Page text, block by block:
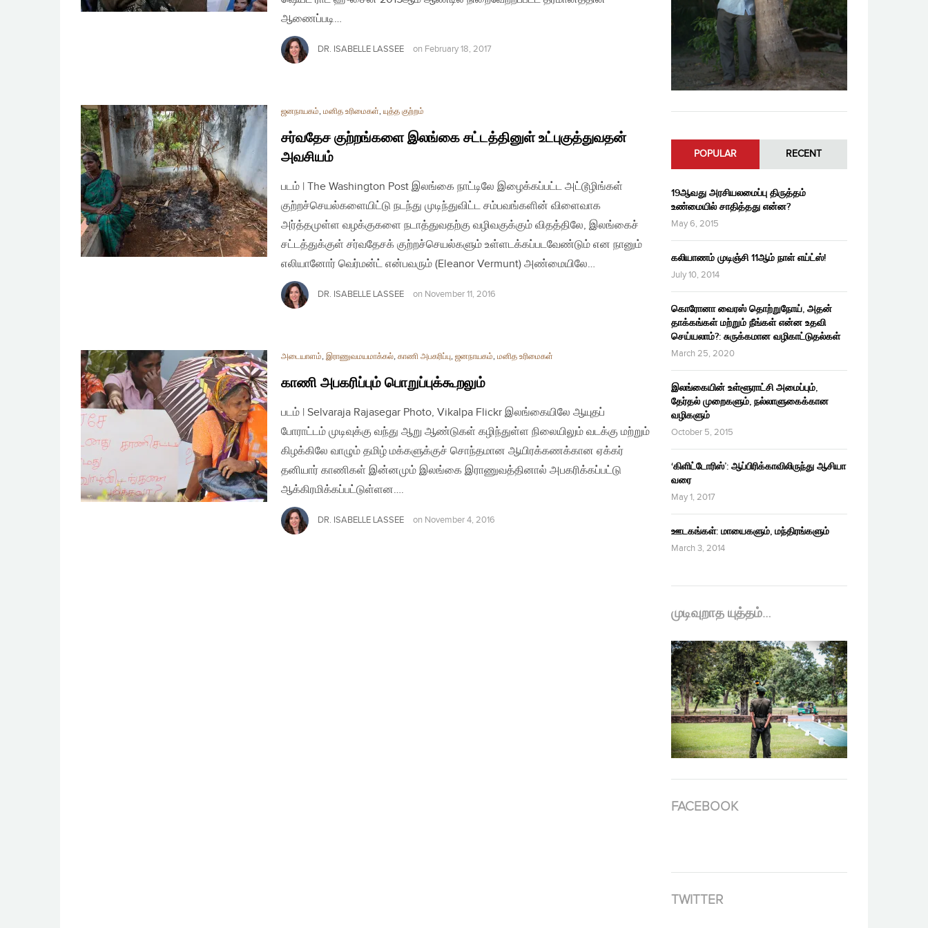
ஆணைப்படி…
DR. ISABELLE LASSEE on February 18, 2017
ஜனநாயகம், மனித உரிமைகள், யுத்த குற்றம்
சர்வதேச குற்றங்களை இலங்கை சட்டத்தினுள் உட்புகுத்துவதன்
அவசியம்
படம் | The Washington Post இலங்கை நாட்டிலே இழைக்கப்பட்ட அட்டூழிங்கள்
குற்றச்செயல்களையிட்டு நடந்து முடிந்துவிட்ட சம்பவங்களின் விளைவாக
அர்த்தமுள்ள வழக்குகளை நடாத்துவதற்கு வழிவகுக்கும் விதத்திலே, இலங்கைச்
சட்டத்துக்குள் சர்வதேசக் குற்றச்செயல்களும் உள்ளடக்கப்படவேண்டும் என நானும்
எலியானோர் வெர்மன்ட் என்பவரும் (Eleanor Vermunt) அண்மையிலே…
DR. ISABELLE LASSEE on November 11, 2016
அடையாளம், இராணுவமயமாக்கல், காணி அபகரிப்பு, ஜனநாயகம், மனித உரிமைகள்
காணி அபகரிப்பும் பொறுப்புக்கூறலும்
படம் | Selvaraja Rajasegar Photo, Vikalpa Flickr இலங்கையிலே ஆயுதப்
போராட்டம் முடிவுக்கு வந்து ஆறு ஆண்டுகள் கழிந்துள்ள நிலையிலும் வடக்கு மற்றும்
கிழக்கிலே வாழும் தமிழ் மக்களுக்குச் சொந்தமான ஆயிரக்கணக்கான ஏக்கர்
தனியார் காணிகள் இன்னமும் இலங்கை இராணுவத்தினால் அபகரிக்கப்பட்டு
ஆக்கிரமிக்கப்பட்டுள்ளன….
DR. ISABELLE LASSEE on November 4, 2016
POPULAR RECENT
19ஆவது அரசியலமைப்பு திருத்தம்
உண்மையில் சாதித்தது என்ன?
May 6, 2015
கலியாணம் முடிஞ்சி 11ஆம் நாள் எய்ட்ஸ்!
July 10, 2014
கொரோனா வைரஸ் தொற்றுநோய், அதன்
தாக்கங்கள் மற்றும் நீங்கள் என்ன உதவி
செய்யலாம்?: சுருக்கமான வழிகாட்டுதல்கள்
March 25, 2020
இலங்கையின் உள்ளூராட்சி அமைப்பும்,
தேர்தல் முறைகளும், நல்லாளுகைக்கான
வழிகளும்
October 5, 2015
‘கிளிட்டோரிஸ்’: ஆப்பிரிக்காவிலிருந்து ஆசியா
வரை
May 1, 2017
ஊடகங்கள்: மாயைகளும், மந்திரங்களும்
March 3, 2014
முடிவுறாத யுத்தம்…
FACEBOOK
TWITTER